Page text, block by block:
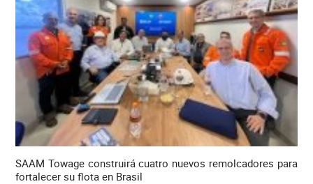
SAAM Towage construirá cuatro nuevos remolcadores para
fortalecer su flota en Brasil